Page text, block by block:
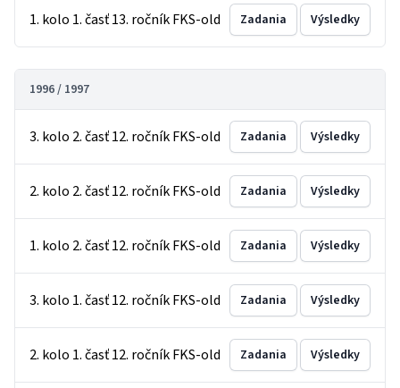
1. kolo 1. časť 13. ročník FKS-old Zadania Výsledky
1996 / 1997
3. kolo 2. časť 12. ročník FKS-old Zadania Výsledky
2. kolo 2. časť 12. ročník FKS-old Zadania Výsledky
1. kolo 2. časť 12. ročník FKS-old Zadania Výsledky
3. kolo 1. časť 12. ročník FKS-old Zadania Výsledky
2. kolo 1. časť 12. ročník FKS-old Zadania Výsledky